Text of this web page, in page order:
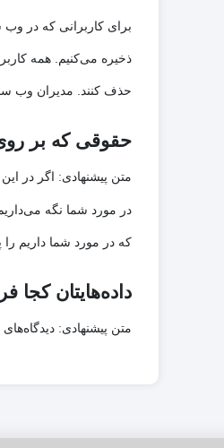
برای کاربرانی که در
ذخیره می‌کنیم. همه
حذف کنند. مدیران وب
حقوقی که بر روی
متن پیشنهادی: اگر در
در مورد شما نگه
که در مورد شما داریم را
داده‌هایتان کجا
متن پیشنهادی: